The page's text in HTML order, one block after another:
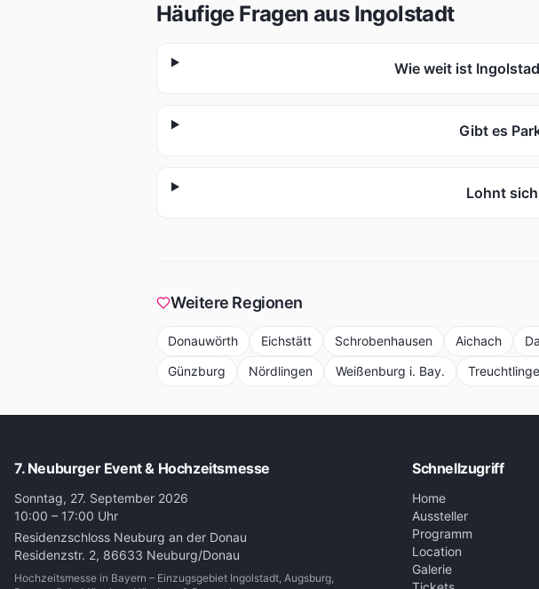
Häufige Fragen aus Ingolstadt
Wie weit ist
Gibt es
Lohnt
Weitere Regionen
Donauwörth Eichstätt Schrobenhausen Aichach
Günzburg
Nördlingen Weißenburg i. Bay.
7. Neuburger Event & Hochzeitsmesse
Sonntag, 27. September 2026
10:00 – 17:00 Uhr
Residenzschloss Neuburg an der Donau
Residenzstr. 2, 86633 Neuburg/Donau
Hochzeitsmesse in Bayern – Einzugsgebiet Ingolstadt, Augsburg,
Schnellzugriff
Home
Aussteller
Programm
Location
Galerie